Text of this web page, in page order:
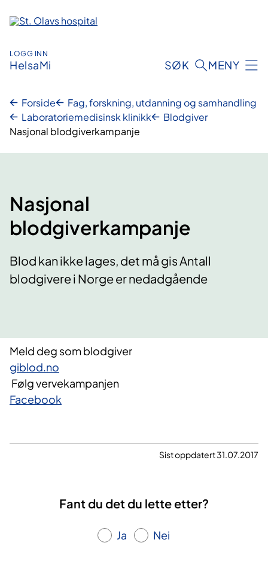
innhold
LOGG INN
HelsaMi SØK MENY
Forside
Fag, forskning, utdanning og samhandling
Laboratoriemedisinsk klinikk
Blodgiver
Nasjonal blodgiverkampanje
Nasjonal
blodgiverkampanje
Blod kan ikke lages, det må gis Antall
blodgivere i Norge er nedadgående
Meld deg som blodgiver
giblod.no
Følg vervekampanjen
Facebook
Sist oppdatert 31.07.2017
Fant du det du lette etter?
Ja Nei